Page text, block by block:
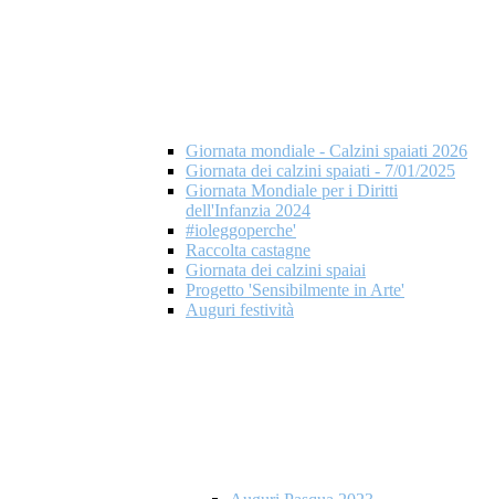
Giornata mondiale - Calzini spaiati 2026
Giornata dei calzini spaiati - 7/01/2025
Giornata Mondiale per i Diritti
dell'Infanzia 2024
#ioleggoperche'
Raccolta castagne
Giornata dei calzini spaiai
Progetto 'Sensibilmente in Arte'
Auguri festività